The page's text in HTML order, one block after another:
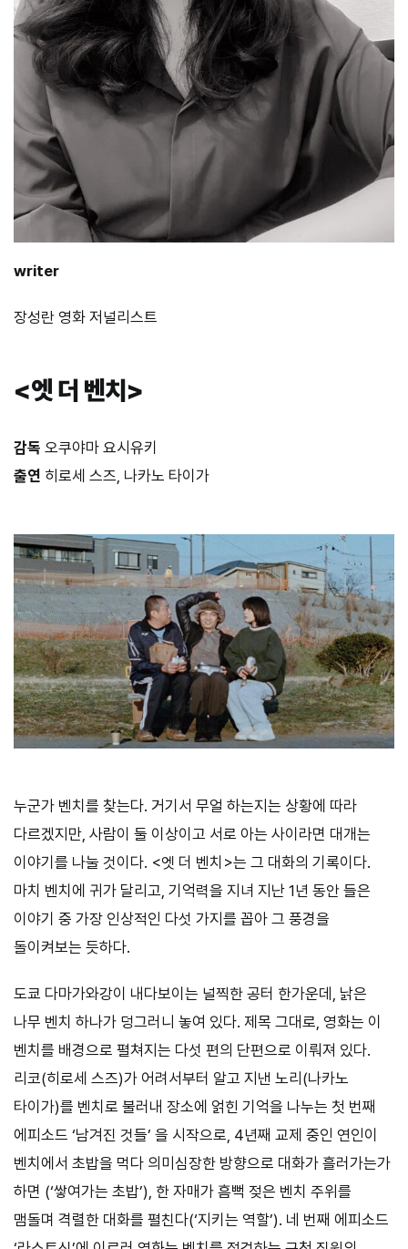
writer
장성란 영화 저널리스트
<엣 더 벤치>
감독 오쿠야마 요시유키
출연 히로세 스즈, 나카노 타이가
누군가 벤치를 찾는다. 거기서 무얼 하는지는 상황에 따라
다르겠지만, 사람이 둘 이상이고 서로 아는 사이라면 대개는
이야기를 나눌 것이다. <엣 더 벤치>는 그 대화의 기록이다.
마치 벤치에 귀가 달리고, 기억력을 지녀 지난 1년 동안 들은
이야기 중 가장 인상적인 다섯 가지를 꼽아 그 풍경을
돌이켜보는 듯하다.
도쿄 다마가와강이 내다보이는 널찍한 공터 한가운데, 낡은
나무 벤치 하나가 덩그러니 놓여 있다. 제목 그대로, 영화는 이
벤치를 배경으로 펼쳐지는 다섯 편의 단편으로 이뤄져 있다.
리코(히로세 스즈)가 어려서부터 알고 지낸 노리(나카노
타이가)를 벤치로 불러내 장소에 얽힌 기억을 나누는 첫 번째
에피소드 ‘남겨진 것들’ 을 시작으로, 4년째 교제 중인 연인이
벤치에서 초밥을 먹다 의미심장한 방향으로 대화가 흘러가는가
하면 (‘쌓여가는 초밥’), 한 자매가 흠뻑 젖은 벤치 주위를
맴돌며 격렬한 대화를 펼친다(‘지키는 역할’). 네 번째 에피소드